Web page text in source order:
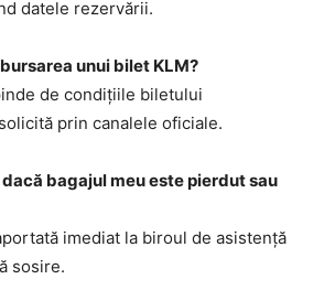
datele rezervării.
unui bilet KLM?
de condițiile biletului
prin canalele oficiale.
bagajul meu este pierdut sau
imediat la biroul de asistență
sosire.